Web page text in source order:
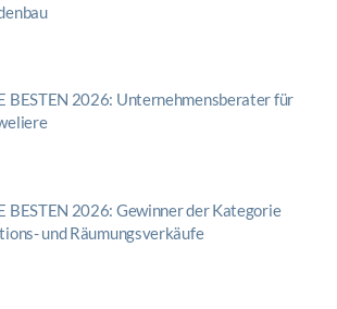
BESTEN 2026: Unternehmensberater für
BESTEN 2026: Gewinner der Kategorie
und Räumungsverkäufe